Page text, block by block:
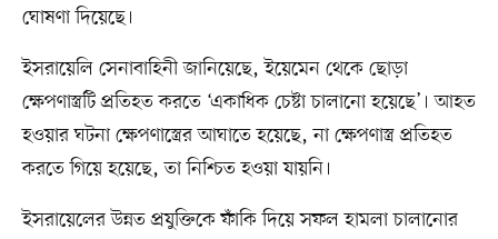
ঘোষণা দিয়েছে।
ইসরায়েলি সেনাবাহিনী জানিয়েছে, ইয়েমেন থেকে ছোড়া
ক্ষেপণাস্ত্রটি প্রতিহত করতে ‘একাধিক চেষ্টা চালানো হয়েছে’। আহত
হওয়ার ঘটনা ক্ষেপণাস্ত্রের আঘাতে হয়েছে, না ক্ষেপণাস্ত্র প্রতিহত
করতে গিয়ে হয়েছে, তা নিশ্চিত হওয়া যায়নি।
ইসরায়েলের উন্নত প্রযুক্তিকে ফাঁকি দিয়ে সফল হামলা চালানোর